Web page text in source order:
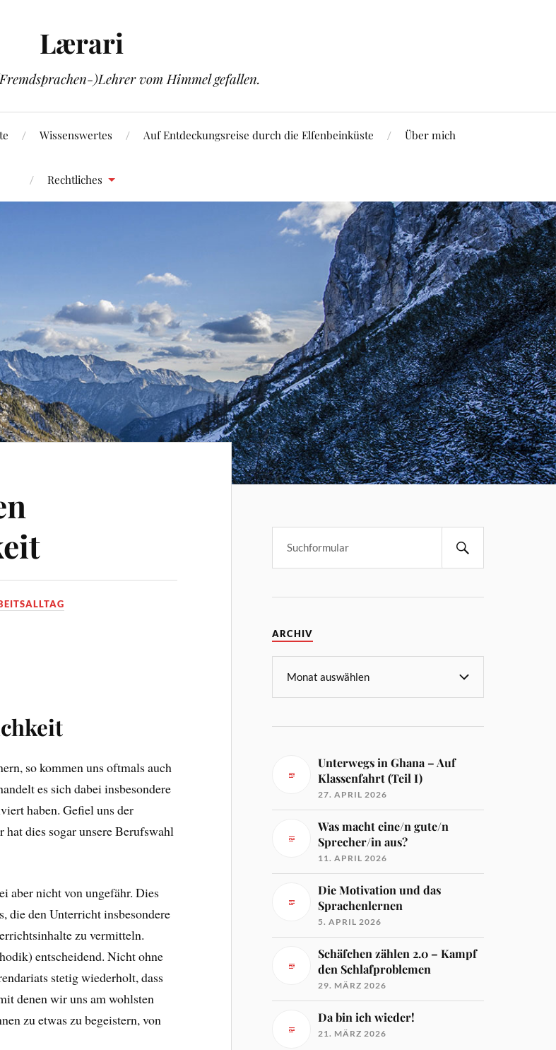
Lærari
)Lehrer vom Himmel gefallen.
Wissenswertes Auf Entdeckungsreise durch die Elfenbeinküste Über mich
Rechtliches
so kommen uns oftmals auch
es sich dabei insbesondere
haben. Gefiel uns der
dies sogar unsere Berufswahl
aber nicht von ungefähr. Dies
die den Unterricht insbesondere
zu vermitteln.
entscheidend. Nicht ohne
stetig wiederholt, dass
denen wir uns am wohlsten
zu etwas zu begeistern, von
ARCHIV
Unterwegs in Ghana – Auf
Klassenfahrt (Teil I)
27. APRIL 2026
Was macht eine/n gute/n
Sprecher/in aus?
11. APRIL 2026
Die Motivation und das
Sprachenlernen
5. APRIL 2026
Schäfchen zählen 2.0 – Kampf
den Schlafproblemen
29. MÄRZ 2026
Da bin ich wieder!
21. MÄRZ 2026